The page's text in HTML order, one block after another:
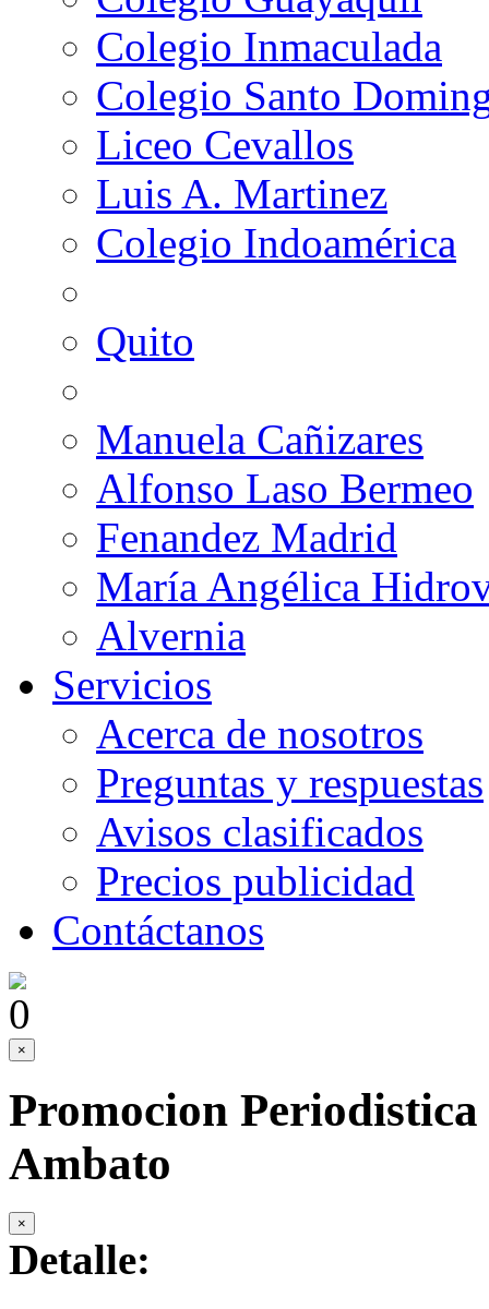
Colegio Inmaculada
Colegio Santo
Liceo Cevallos
Luis A. Martinez
Colegio Indoamérica
Quito
Manuela Cañizares
Alfonso Laso Bermeo
Fenandez Madrid
María Angélica
Alvernia
Servicios
Acerca de nosotros
Preguntas y respuestas
Avisos clasificados
Precios publicidad
Contáctanos
×
Promocion
Ambato
×
Detalle: